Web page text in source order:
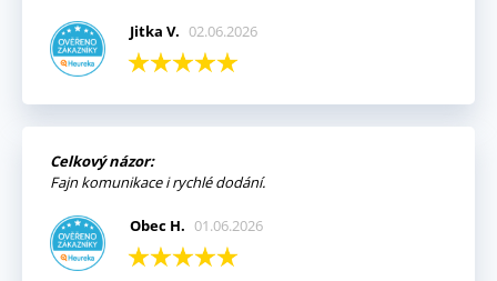
Jitka V. 02.06.2026
Celkový názor:
Fajn komunikace i rychlé dodání.
Obec H. 01.06.2026